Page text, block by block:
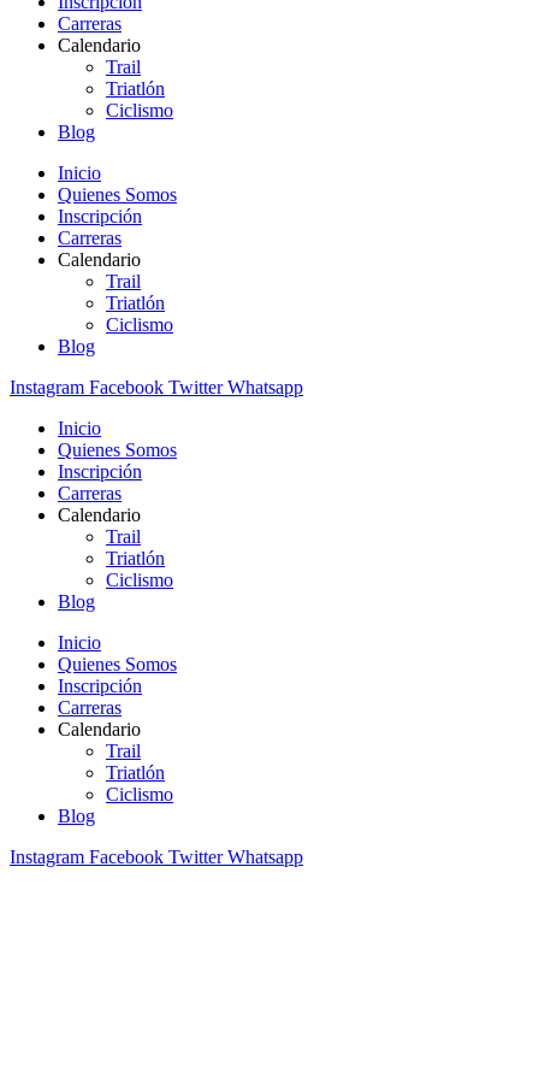
Carreras
Calendario
Trail
Triatlón
Ciclismo
Blog
Inicio
Quienes Somos
Inscripción
Carreras
Calendario
Trail
Triatlón
Ciclismo
Blog
Instagram Facebook Twitter Whatsapp
Inicio
Quienes Somos
Inscripción
Carreras
Calendario
Trail
Triatlón
Ciclismo
Blog
Inicio
Quienes Somos
Inscripción
Carreras
Calendario
Trail
Triatlón
Ciclismo
Blog
Instagram Facebook Twitter Whatsapp